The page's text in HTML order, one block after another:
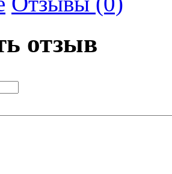
отзыв